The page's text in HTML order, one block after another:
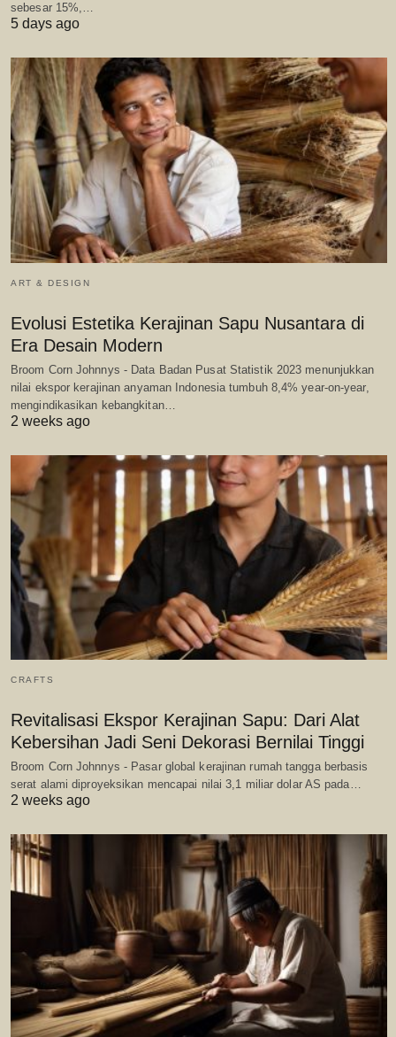
sebesar 15%,…
5 days ago
ART & DESIGN
Evolusi Estetika Kerajinan Sapu Nusantara di
Era Desain Modern
Broom Corn Johnnys - Data Badan Pusat Statistik 2023 menunjukkan
nilai ekspor kerajinan anyaman Indonesia tumbuh 8,4% year-on-year,
mengindikasikan kebangkitan…
2 weeks ago
CRAFTS
Revitalisasi Ekspor Kerajinan Sapu: Dari Alat
Kebersihan Jadi Seni Dekorasi Bernilai Tinggi
Broom Corn Johnnys - Pasar global kerajinan rumah tangga berbasis
serat alami diproyeksikan mencapai nilai 3,1 miliar dolar AS pada…
2 weeks ago